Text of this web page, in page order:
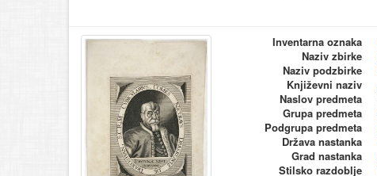
Inventarna oznaka
Naziv zbirke
Naziv podzbirke
Književni naziv
Naslov predmeta
Grupa predmeta
Podgrupa predmeta
Država nastanka
Grad nastanka
Stilsko razdoblje